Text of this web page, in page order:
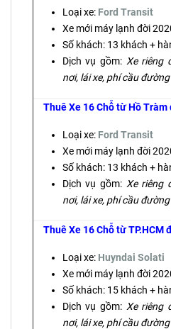
Loại xe: Ford Transit
Xe mới máy lạnh đời
Số khách: 13 khách +
Dịch vụ gồm: Xe riêng
nơi, lái xe, phí cầu đường
Thuê Xe 16 Chỗ từ Hồ Tràm
Loại xe: Ford Transit
Xe mới máy lạnh đời
Số khách: 13 khách +
Dịch vụ gồm: Xe riêng
nơi, lái xe, phí cầu đường
Thuê Xe 16 Chỗ từ TP.HCM
Loại xe: Huyndai Solati
Xe mới máy lạnh đời
Số khách: 15 khách +
Dịch vụ gồm: Xe riêng
nơi, lái xe, phí cầu đường